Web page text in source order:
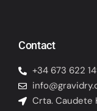
Contact
+34 673 622
Crta. Caudete